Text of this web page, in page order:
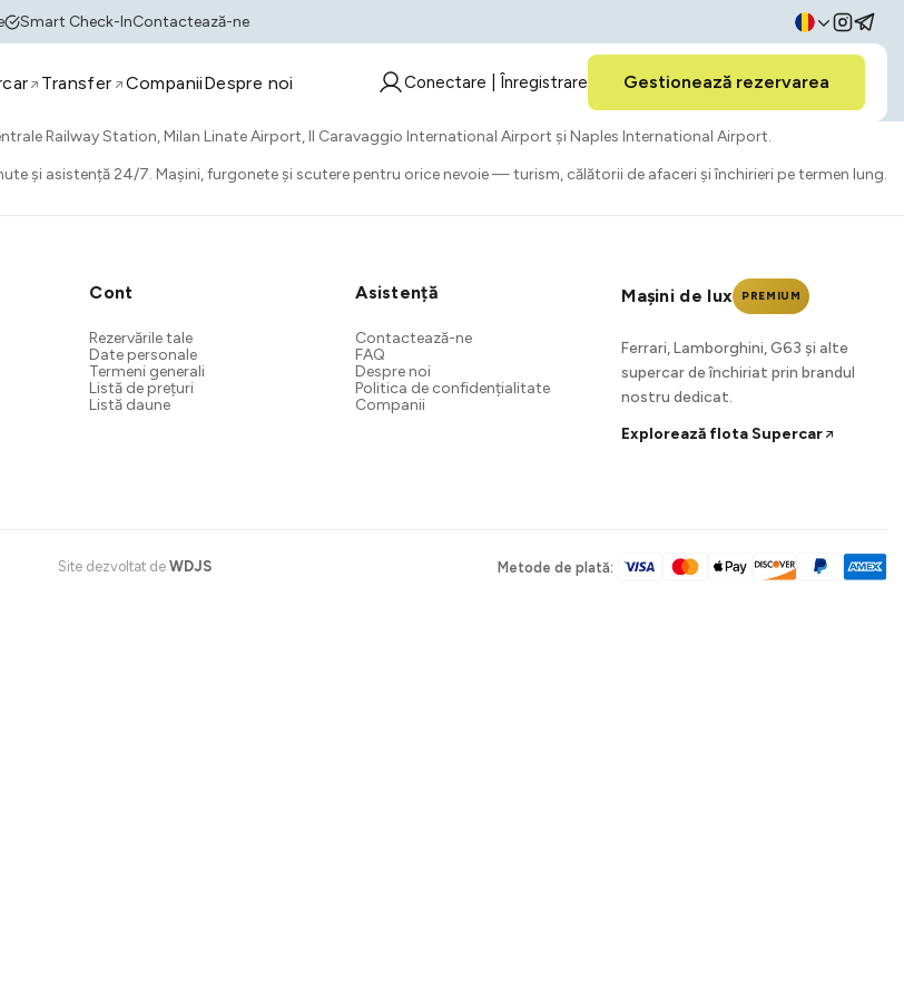
Smart Check-InContactează-ne
Transfer CompaniiDespre noi Conectare | Înregistrare Gestionează rezervarea
Railway Station, Milan Linate Airport, Il Caravaggio International Airport și Naples International Airport.
și asistență 24/7. Mașini, furgonete și scutere pentru orice nevoie — turism, călătorii de afaceri și închirieri pe termen lung.
Cont
Rezervările tale
Date personale
Termeni generali
Listă de prețuri
Listă daune
Asistență
Contactează-ne
FAQ
Despre noi
Politica de confidențialitate
Companii
Mașini de lux PREMIUM
Ferrari, Lamborghini, G63 și alte
supercar de închiriat prin brandul
nostru dedicat.
Explorează flota Supercar
Site dezvoltat de WDJS Metode de plată: